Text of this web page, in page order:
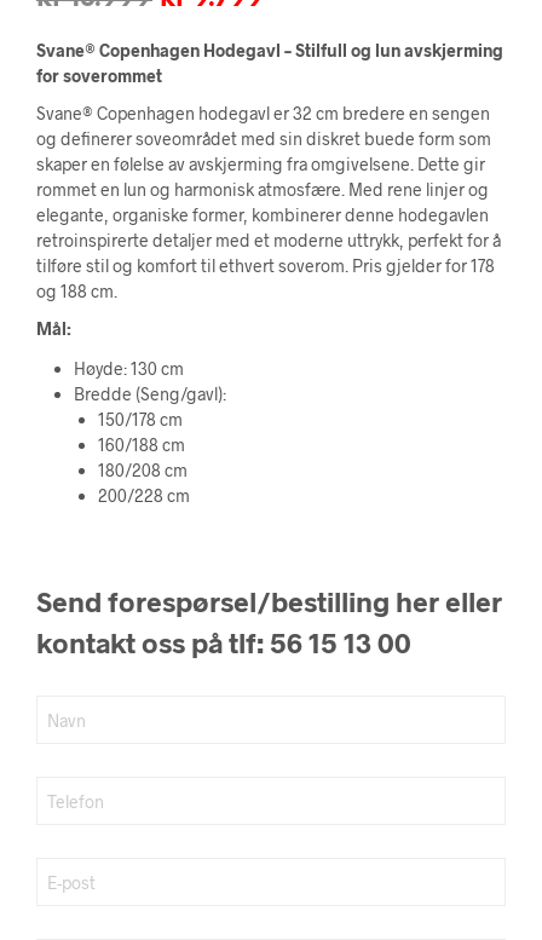
pris
var:
kr 13.999.
pris
kr 9.799.
Svane® Copenhagen Hodegavl – Stilfull og lun avskjerming
for soverommet
Svane® Copenhagen hodegavl er 32 cm bredere en sengen
og definerer soveområdet med sin diskret buede form som
skaper en følelse av avskjerming fra omgivelsene. Dette gir
rommet en lun og harmonisk atmosfære. Med rene linjer og
elegante, organiske former, kombinerer denne hodegavlen
retroinspirerte detaljer med et moderne uttrykk, perfekt for å
tilføre stil og komfort til ethvert soverom. Pris gjelder for 178
og 188 cm.
Mål:
Høyde: 130 cm
Bredde (Seng/gavl):
150/178 cm
160/188 cm
180/208 cm
200/228 cm
Send forespørsel/bestilling her eller
kontakt oss på tlf: 56 15 13 00